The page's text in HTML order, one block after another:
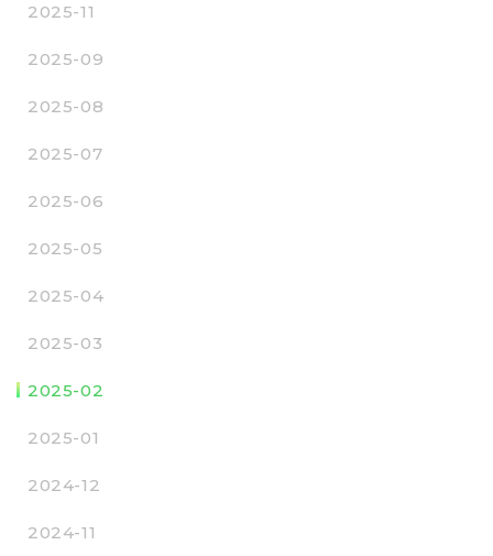
2025-11
2025-09
2025-08
2025-07
2025-06
2025-05
2025-04
2025-03
2025-02
2025-01
2024-12
2024-11